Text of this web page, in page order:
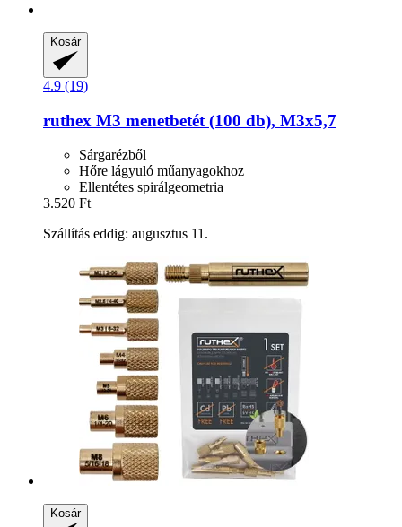
Kosár
4.9 (19)
ruthex M3 menetbetét (100 db), M3x5,7
Sárgarézből
Hőre lágyuló műanyagokhoz
Ellentétes spirálgeometria
3.520 Ft
Szállítás eddig: augusztus 11.
Kosár